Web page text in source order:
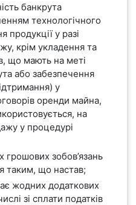
банкрута
технологічного
продукції у разі
крім укладення та
що мають на меті
або забезпечення
у
оренди майна,
на
у процедурі
грошових зобов’язань
таким, що настав;
жодних додаткових
зі сплати податків